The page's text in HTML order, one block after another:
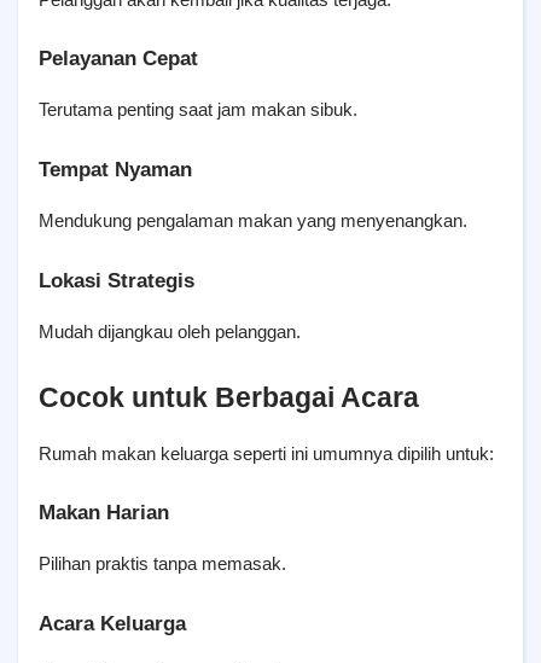
Pelayanan Cepat
Terutama penting saat jam makan sibuk.
Tempat Nyaman
Mendukung pengalaman makan yang menyenangkan.
Lokasi Strategis
Mudah dijangkau oleh pelanggan.
Cocok untuk Berbagai Acara
Rumah makan keluarga seperti ini umumnya dipilih untuk:
Makan Harian
Pilihan praktis tanpa memasak.
Acara Keluarga